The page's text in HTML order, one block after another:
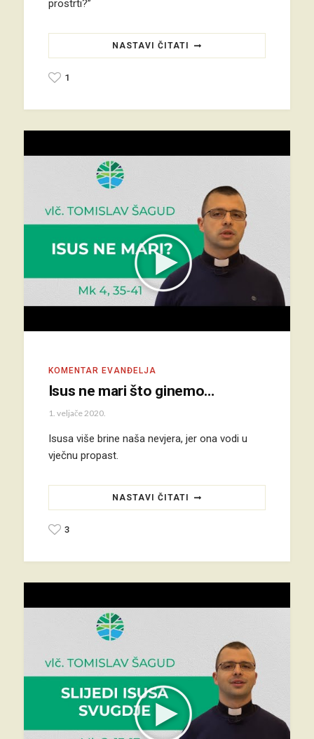
prostrti?”
NASTAVI ČITATI
1
KOMENTAR EVANĐELJA
Isus ne mari što ginemo…
1. veljače 2020.
Isusa više brine naša nevjera, jer ona vodi u
vječnu propast.
NASTAVI ČITATI
3